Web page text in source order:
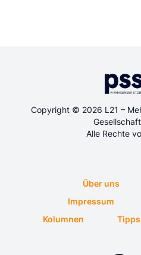
Copyright © 2026 L21 –
Alle Rechte
Über uns
Impressum
Kolumnen
Tipps